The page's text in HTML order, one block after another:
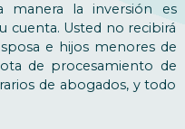
manera la inversión es
cuenta. Usted no recibirá
e hijos menores de
de procesamiento de
de abogados, y todo